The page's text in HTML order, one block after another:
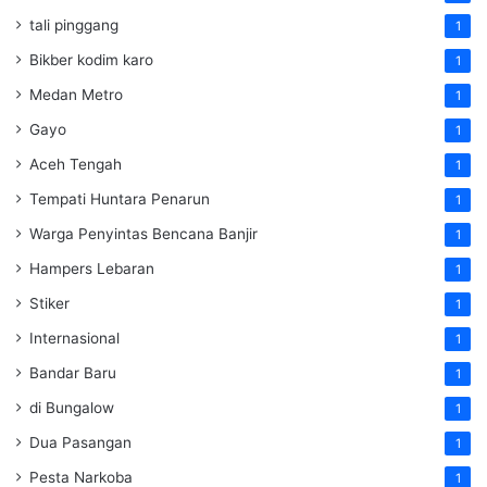
tali pinggang 1
Bikber kodim karo 1
Medan Metro 1
Gayo 1
Aceh Tengah 1
Tempati Huntara Penarun 1
Warga Penyintas Bencana Banjir 1
Hampers Lebaran 1
Stiker 1
Internasional 1
Bandar Baru 1
di Bungalow 1
Dua Pasangan 1
Pesta Narkoba 1